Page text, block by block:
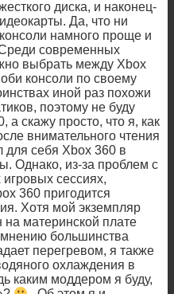
диска, и наконец-
Да, что ни
намного проще и
современных
выбрать между Xbox
консоли по своему
иной раз похожи
поэтому не буду
а скажу просто, что я, как
внимательного чтения
себя Xbox 360 в
Однако, из-за проблем с
сессиях,
360 пригодится
Хотя мой экземпляр
на материнской плате
большинства
перегревом, я также
охлаждения в
каким моддером я буду,